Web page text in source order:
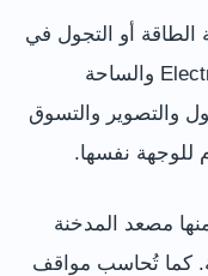
أو التجول في
قاعات التوربينات وممر Electric Boulevard والساحة
والتصوير والتسوق
نفسها.
مصعد المدخنة
كما تُحاسب مواقف